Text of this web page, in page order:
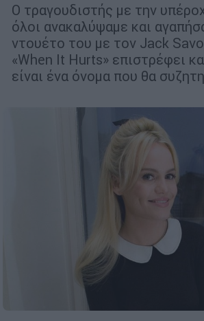
Ο τραγουδιστής με την
όλοι ανακαλύψαμε και
ντουέτο του με τον Jack
«When It Hurts» επιστρέφει
είναι ένα όνομα που θα